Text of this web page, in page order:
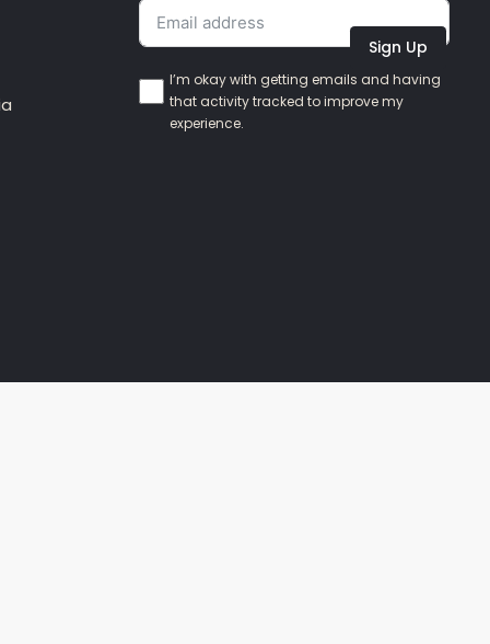
Sign Up
I’m okay with getting emails and having
that activity tracked to improve my
experience.